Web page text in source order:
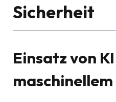
Sicherheit
Einsatz von